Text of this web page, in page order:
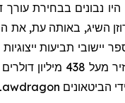
בבחירת עורך
השיג, באותה עת, את
הביטאונים